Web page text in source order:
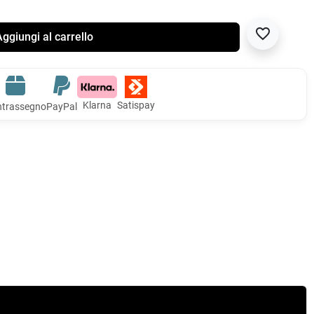
al carrello favorite_border
PayPal Klarna Satispay